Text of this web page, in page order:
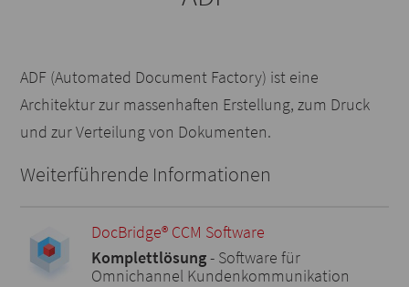
ADF (Automated Document Factory) ist eine
Architektur zur massenhaften Erstellung, zum Druck
und zur Verteilung von Dokumenten.
Weiterführende Informationen
DocBridge® CCM Software
Komplettlösung- Software für
Omnichannel Kundenkommunikation